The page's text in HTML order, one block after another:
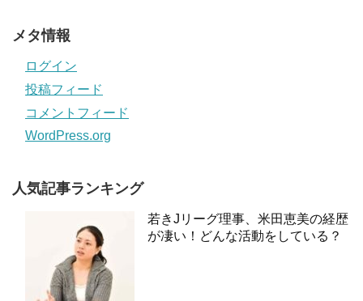
メタ情報
ログイン
投稿フィード
コメントフィード
WordPress.org
人気記事ランキング
若きJリーグ理事、米田恵美の経歴
が凄い！どんな活動をしている？